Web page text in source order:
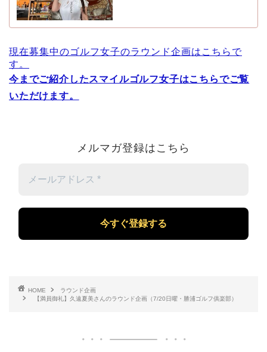
現在募集中のゴルフ女子のラウンド企画はこちらで
す。
今までご紹介したスマイルゴルフ女子はこちらでご覧
いただけます。
メルマガ登録はこちら
ー
ア
レ
HOME
ラウンド企画
【満員御礼】久遠夏美さんのラウンド企画（7/20日曜・勝浦ゴルフ俱楽部）